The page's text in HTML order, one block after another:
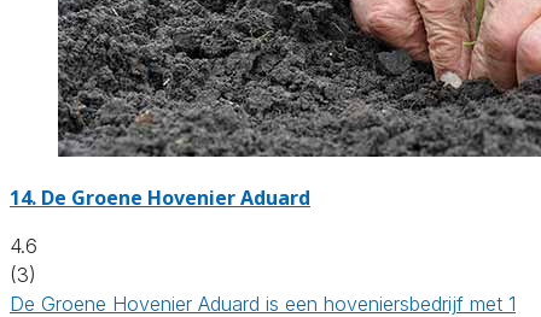
14. De Groene Hovenier Aduard
4.6
(3)
De Groene Hovenier Aduard is een hoveniersbedrijf met 1